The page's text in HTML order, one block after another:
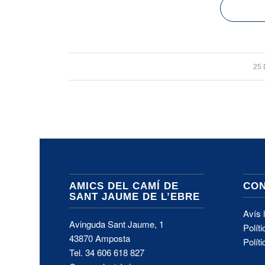
25
AMICS DEL CAMÍ DE
SANT JAUME DE L’EBRE
Avinguda Sant Jaume, 1
43870 Amposta
Tel.34 606 618 827
Avís